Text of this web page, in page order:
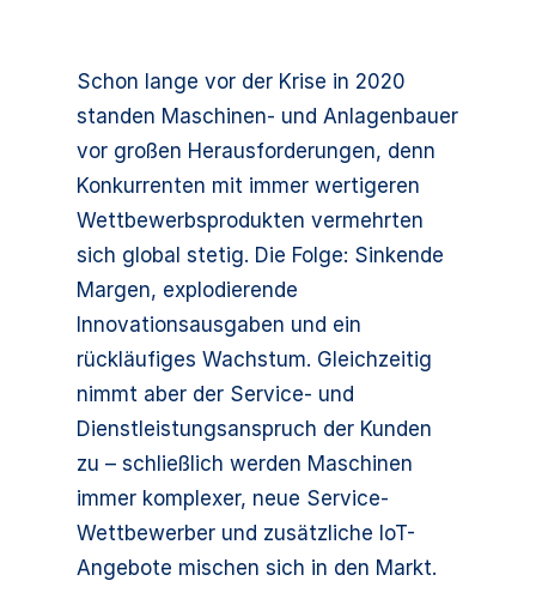
Schon lange vor der Krise in 2020
standen Maschinen- und Anlagenbauer
vor großen Herausforderungen, denn
Konkurrenten mit immer wertigeren
Wettbewerbsprodukten vermehrten
sich global stetig. Die Folge: Sinkende
Margen, explodierende
Innovationsausgaben und ein
rückläufiges Wachstum. Gleichzeitig
nimmt aber der Service- und
Dienstleistungsanspruch der Kunden
zu – schließlich werden Maschinen
immer komplexer, neue Service-
Wettbewerber und zusätzliche IoT-
Angebote mischen sich in den Markt.